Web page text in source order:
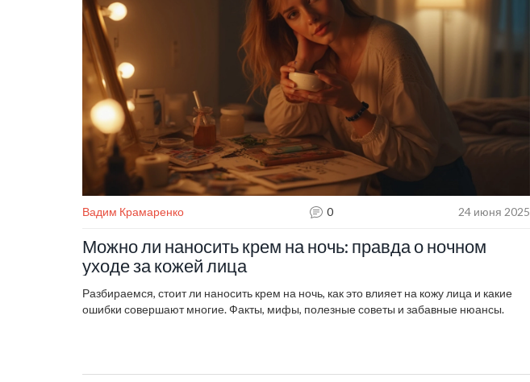
Вадим Крамаренко 0 24 июня 2025
Можно ли наносить крем на ночь: правда о ночном
уходе за кожей лица
Разбираемся, стоит ли наносить крем на ночь, как это влияет на кожу лица и какие
ошибки совершают многие. Факты, мифы, полезные советы и забавные нюансы.